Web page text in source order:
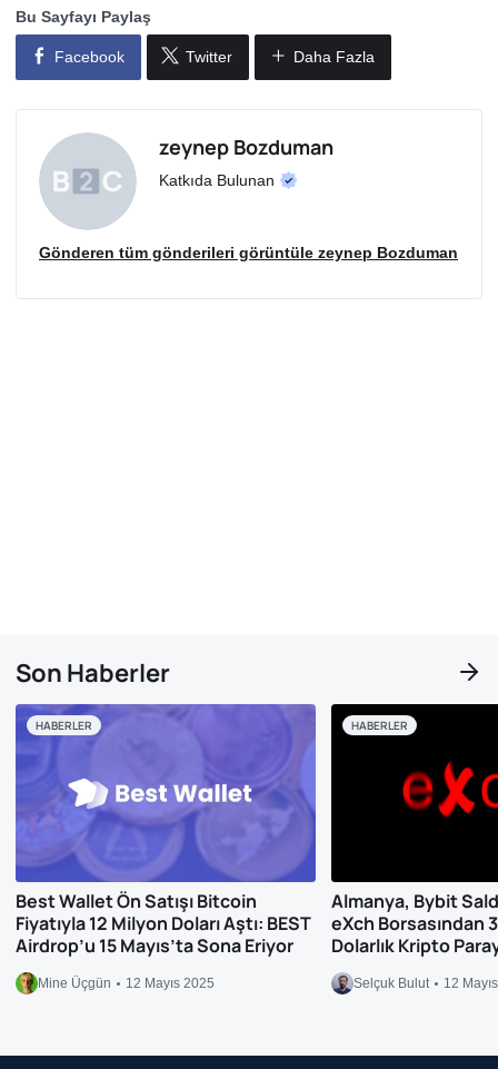
Bu Sayfayı Paylaş
Facebook Twitter Daha Fazla
zeynep Bozduman
Katkıda Bulunan
Gönderen tüm gönderileri görüntüle zeynep Bozduman
Son Haberler
Best Wallet Ön Satışı Bitcoin
Fiyatıyla 12 Milyon Doları Aştı: BEST
Airdrop’u 15 Mayıs’ta Sona Eriyor
Mine Üçgün 12 Mayıs 2025
HABERLER
Almanya, Bybit
eXch Borsasından
Dolarlık Kripto
Selçuk Bulut 12
HABERLER